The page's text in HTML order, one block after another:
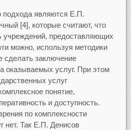
подхода являются Е.П.
[4], которые считают, что
учреждений, предоставляющих
можно, используя методики
сделать заключение
оказываемых услуг. При этом
услуг
понятие,
и доступность.
по комплексности
нет. Так Е.П. Денисов